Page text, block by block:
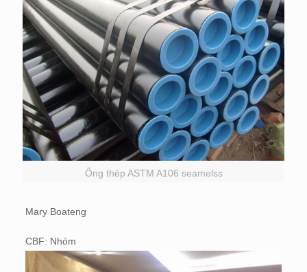
Ống thép ASTM A106 seamelss
Mary Boateng
CBF: Nhóm